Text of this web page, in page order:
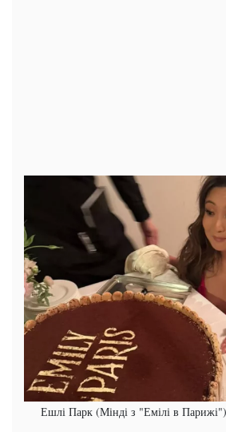
Ешлі Парк (Мінді з "Емілі в